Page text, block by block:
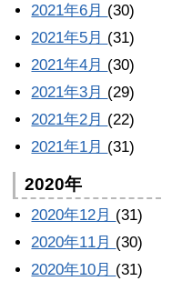
2021年6月 (30)
2021年5月 (31)
2021年4月 (30)
2021年3月 (29)
2021年2月 (22)
2021年1月 (31)
2020年
2020年12月 (31)
2020年11月 (30)
2020年10月 (31)